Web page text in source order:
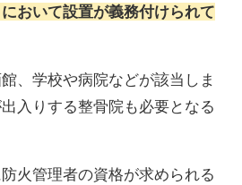
おいて設置が義務付けられて
、学校や病院などが該当しま
入りする整骨院も必要となる
火管理者の資格が求められる